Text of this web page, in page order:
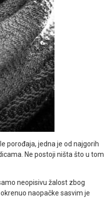
porođaja, jedna je od najgorih
Ne postoji ništa što u tom
neopisivu žalost zbog
naopačke sasvim je